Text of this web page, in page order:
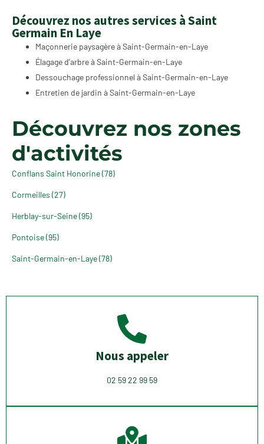
Découvrez nos autres services à Saint
Germain En Laye
Maçonnerie paysagère à Saint-Germain-en-Laye
Élagage d’arbre à Saint-Germain-en-Laye
Dessouchage professionnel à Saint-Germain-en-Laye
Entretien de jardin à Saint-Germain-en-Laye
Découvrez nos zones
d'activités
Conflans Saint Honorine (78)
Cormeilles (27)
Herblay-sur-Seine (95)
Pontoise (95)
Saint-Germain-en-Laye (78)
Nous appeler
02 59 22 99 59